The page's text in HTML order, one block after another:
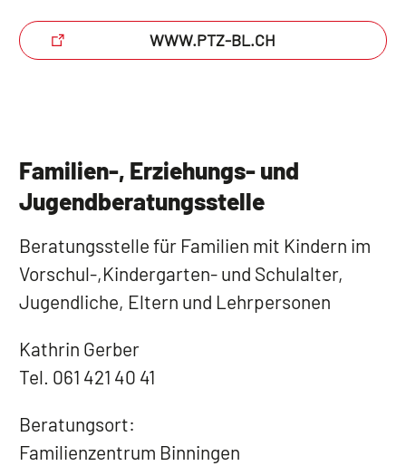
WWW.PTZ-BL.CH
Familien-, Erziehungs- und
Jugendberatungsstelle
Beratungsstelle für Familien mit Kindern im
Vorschul-,Kindergarten- und Schulalter,
Jugendliche, Eltern und Lehrpersonen
Kathrin Gerber
Tel. 061 421 40 41
Beratungsort:
Familienzentrum Binningen